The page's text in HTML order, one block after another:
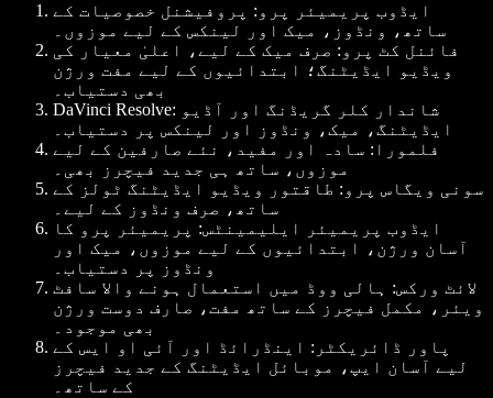
ایڈوب پریمیئر پرو : پروفیشنل خصوصیات کے
ساتھ، ونڈوز، میک اور لینکس کے لیے موزوں۔
فائنل کٹ پرو : صرف میک کے لیے، اعلیٰ معیار کی
ویڈیو ایڈیٹنگ؛ ابتدائیوں کے لیے مفت ورژن
بھی دستیاب۔
DaVinci Resolve: شاندار کلر گریڈنگ اور آڈیو
ایڈیٹنگ، میک، ونڈوز اور لینکس پر دستیاب۔
فلمورا : سادہ اور مفید، نئے صارفین کے لیے
موزوں، ساتھ ہی جدید فیچرز بھی۔
سونی ویگاس پرو : طاقتور ویڈیو ایڈیٹنگ ٹولز کے
ساتھ، صرف ونڈوز کے لیے۔
ایڈوب پریمیئر ایلیمینٹس: پریمیئر پرو کا
آسان ورژن، ابتدائیوں کے لیے موزوں، میک اور
ونڈوز پر دستیاب۔
لائٹ ورکس: ہالی ووڈ میں استعمال ہونے والا سافٹ
ویئر، مکمل فیچرز کے ساتھ مفت، صارف دوست ورژن
بھی موجود۔
پاور ڈائریکٹر : اینڈرائڈ اور آئی او ایس کے
لیے آسان ایپ، موبائل ایڈیٹنگ کے جدید فیچرز
کے ساتھ۔